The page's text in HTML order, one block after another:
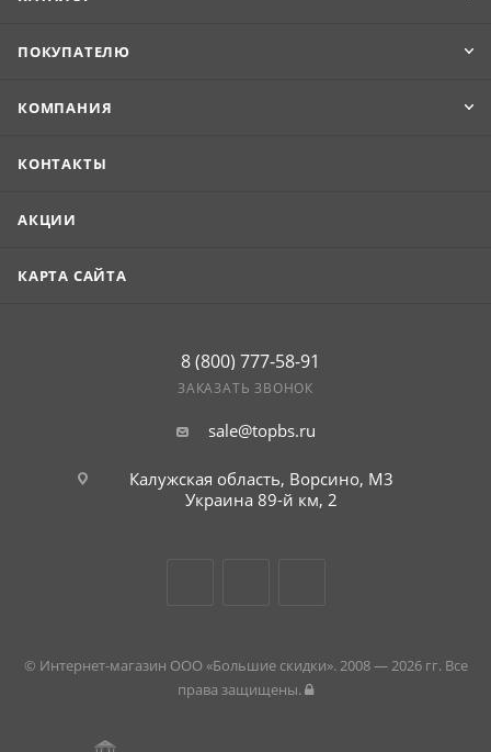
ПОКУПАТЕЛЮ
КОМПАНИЯ
КОНТАКТЫ
АКЦИИ
КАРТА САЙТА
8 (800) 777-58-91
ЗАКАЗАТЬ ЗВОНОК
sale@topbs.ru
Калужская область, Ворсино, М3
Украина 89-й км, 2
© Интернет-магазин ООО «Большие скидки». 2008 — 2026 гг. Все
права защищены.